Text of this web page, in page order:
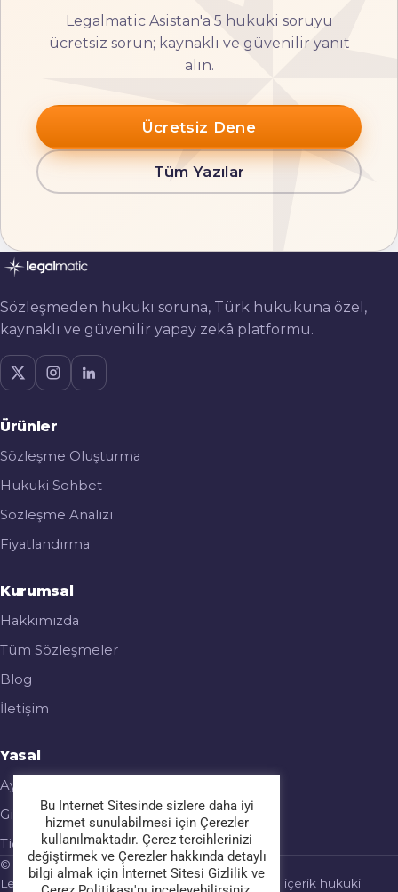
Legalmatic Asistan'a 5 hukuki soruyu
ücretsiz sorun; kaynaklı ve güvenilir yanıt
alın.
Ücretsiz Dene
Tüm Yazılar
Sözleşmeden hukuki soruna, Türk hukukuna özel,
kaynaklı ve güvenilir yapay zekâ platformu.
Ürünler
Sözleşme Oluşturma
Hukuki Sohbet
Sözleşme Analizi
Fiyatlandırma
Kurumsal
Hakkımızda
Tüm Sözleşmeler
Blog
İletişim
Yasal
Aydınlatma Metni
Gizlilik & Çerez Politikası
Ticari Elektronik İleti
© 2026 Legalmatic. Tüm hakları saklıdır.
Legalmatic bir hukuk bürosu değildir; sağlanan içerik hukuki
Bu Internet Sitesinde sizlere daha iyi
hizmet sunulabilmesi için Çerezler
kullanılmaktadır. Çerez tercihlerinizi
değiştirmek ve Çerezler hakkında detaylı
bilgi almak için İnternet Sitesi Gizlilik ve